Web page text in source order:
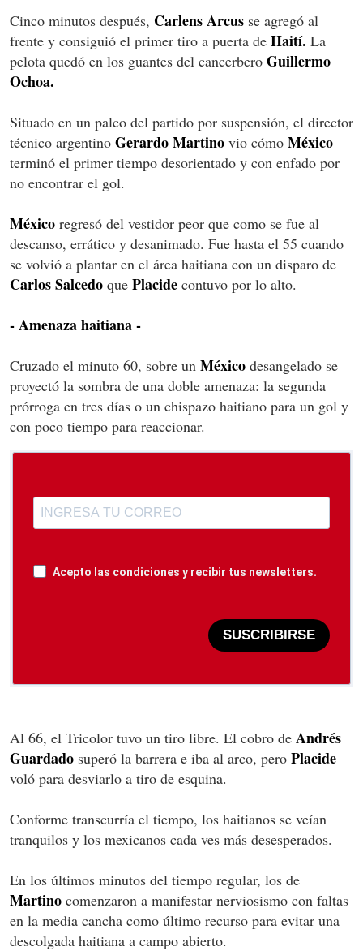
Cinco minutos después, Carlens Arcus se agregó al
frente y consiguió el primer tiro a puerta de Haití. La
pelota quedó en los guantes del cancerbero Guillermo
Ochoa.
Situado en un palco del partido por suspensión, el director
técnico argentino Gerardo Martino vio cómo México
terminó el primer tiempo desorientado y con enfado por
no encontrar el gol.
México regresó del vestidor peor que como se fue al
descanso, errático y desanimado. Fue hasta el 55 cuando
se volvió a plantar en el área haitiana con un disparo de
Carlos Salcedo que Placide contuvo por lo alto.
- Amenaza haitiana -
Cruzado el minuto 60, sobre un México desangelado se
proyectó la sombra de una doble amenaza: la segunda
prórroga en tres días o un chispazo haitiano para un gol y
con poco tiempo para reaccionar.
Acepto las condiciones y recibir tus newsletters.
SUSCRIBIRSE
Al 66, el Tricolor tuvo un tiro libre. El cobro de Andrés
Guardado superó la barrera e iba al arco, pero Placide
voló para desviarlo a tiro de esquina.
Conforme transcurría el tiempo, los haitianos se veían
tranquilos y los mexicanos cada ves más desesperados.
En los últimos minutos del tiempo regular, los de
Martino comenzaron a manifestar nerviosismo con faltas
en la media cancha como último recurso para evitar una
descolgada haitiana a campo abierto.